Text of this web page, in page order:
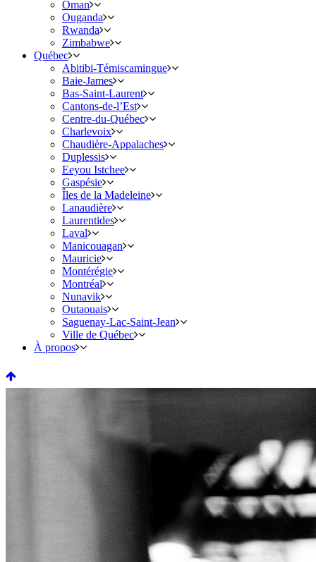
Oman
Ouganda
Rwanda
Zimbabwe
Québec
Abitibi-Témiscamingue
Baie-James
Bas-Saint-Laurent
Cantons-de-l’Est
Centre-du-Québec
Charlevoix
Chaudière-Appalaches
Duplessis
Eeyou Istchee
Gaspésie
Îles de la Madeleine
Lanaudière
Laurentides
Laval
Manicouagan
Mauricie
Montérégie
Montréal
Nunavik
Outaouais
Saguenay-Lac-Saint-Jean
Ville de Québec
À propos